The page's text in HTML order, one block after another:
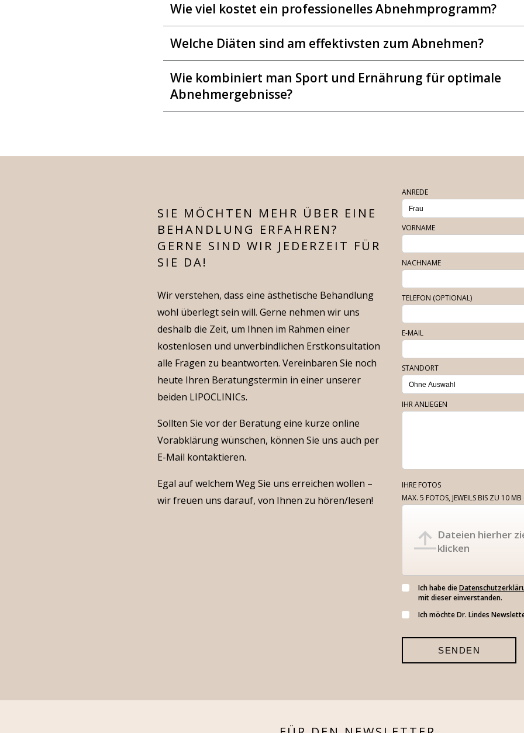
Wie viel kostet ein professionelles Abnehmprogramm?
Welche Diäten sind am effektivsten zum Abnehmen?
Wie kombiniert man Sport und Ernährung für optimale
Abnehmergebnisse?
SIE MÖCHTEN MEHR ÜBER EINE
BEHANDLUNG ERFAHREN?
GERNE SIND WIR JEDERZEIT FÜR
SIE DA!
Wir verstehen, dass eine ästhetische Behandlung
wohl überlegt sein will. Gerne nehmen wir uns
deshalb die Zeit, um Ihnen im Rahmen einer
kostenlosen und unverbindlichen Erstkonsultation
alle Fragen zu beantworten. Vereinbaren Sie noch
heute Ihren Beratungstermin in einer unserer
beiden LIPOCLINICs.
Sollten Sie vor der Beratung eine kurze online
Vorabklärung wünschen, können Sie uns auch per
E-Mail kontaktieren.
Egal auf welchem Weg Sie uns erreichen wollen –
wir freuen uns darauf, von Ihnen zu hören/lesen!
ANREDE
VORNAME
NACHNAME
TELEFON (OPTIONAL)
E-MAIL
STANDORT
IHR ANLIEGEN
IHRE FOTOS
MAX. 5 FOTOS, JEWEILS BIS ZU 10 MB
Dateien hierher
klicken
Ich habe die
mit dieser einverstanden.
Ich möchte Dr. Lindes